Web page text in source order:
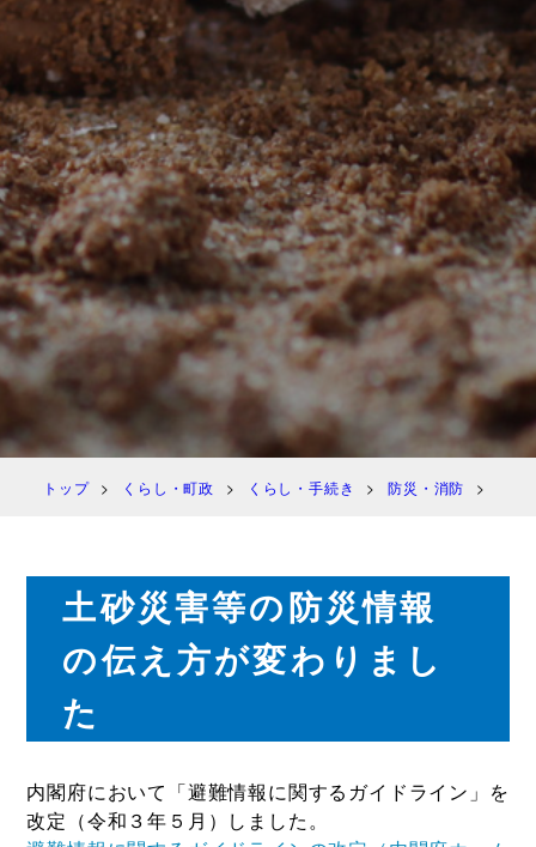
トップ くらし・町政 くらし・手続き 防災・消防
土砂災害等の防災情報
の伝え方が変わりまし
た
内閣府において「避難情報に関するガイドライン」を
改定（令和３年５月）しました。